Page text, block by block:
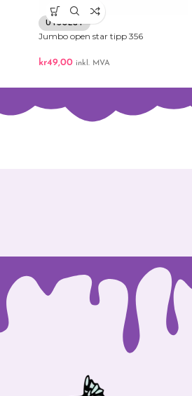
UTSOLGT
Jumbo open star tipp 356
kr49,00 inkl. MVA